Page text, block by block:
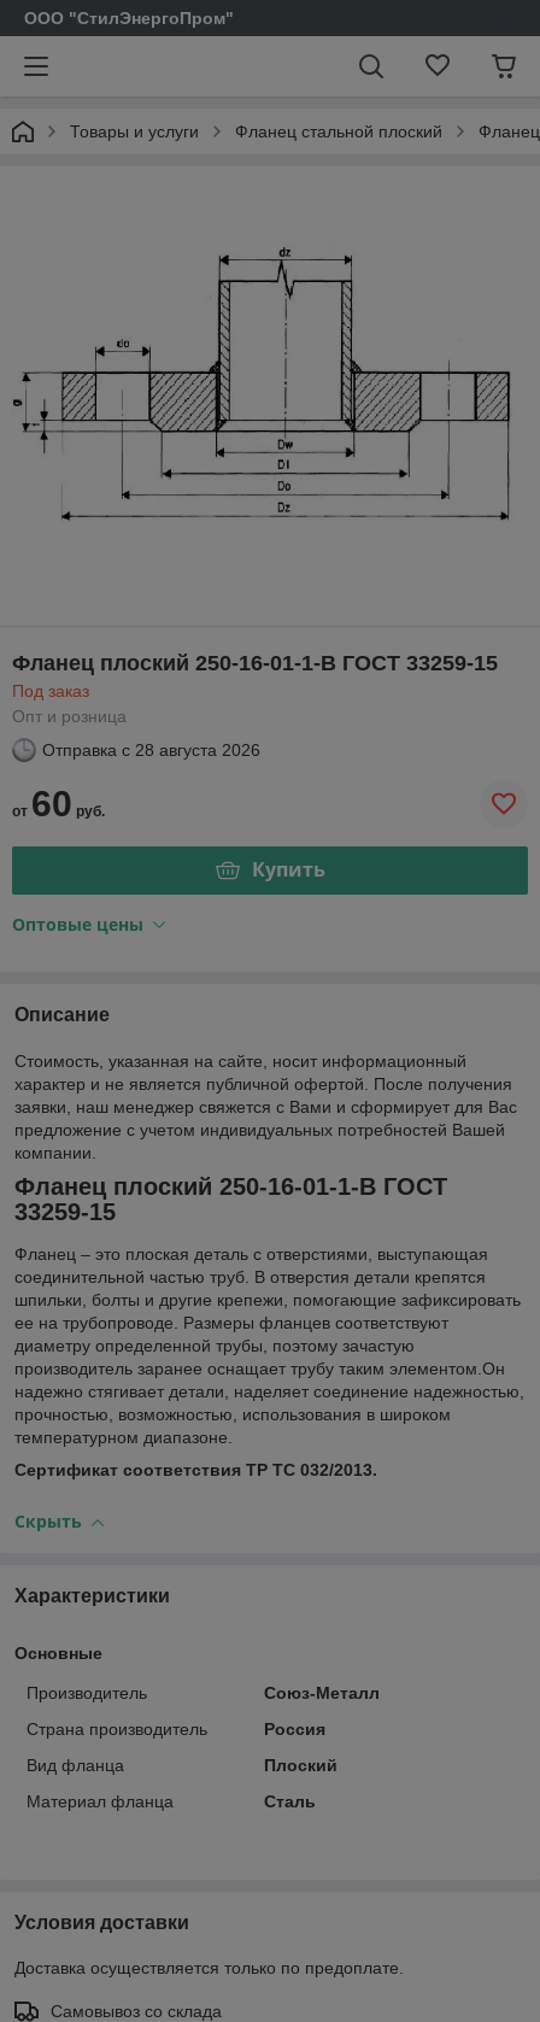
ООО "СтилЭнергоПром"
Товары и услуги Фланец стальной плоский
Фланец плоский 250-16-01-1-В ГОСТ 33259-15
Под заказ
Опт и розница
Отправка с 28 августа 2026
от 60 руб.
Купить
Оптовые цены
Описание
Стоимость, указанная на сайте, носит информационный
характер и не является публичной офертой. После получения
заявки, наш менеджер свяжется с Вами и сформирует для Вас
предложение с учетом индивидуальных потребностей Вашей
компании.
Фланец плоский 250-16-01-1-В ГОСТ
33259-15
Фланец – это плоская деталь с отверстиями, выступающая
соединительной частью труб. В отверстия детали крепятся
шпильки, болты и другие крепежи, помогающие зафиксировать
ее на трубопроводе. Размеры фланцев соответствуют
диаметру определенной трубы, поэтому зачастую
производитель заранее оснащает трубу таким элементом.Он
надежно стягивает детали, наделяет соединение надежностью,
прочностью, возможностью, использования в широком
температурном диапазоне.
Сертификат соответствия ТР ТС 032/2013.
Скрыть
Характеристики
Основные
Производитель
Союз-Металл
Страна производитель
Россия
Вид фланца
Плоский
Материал фланца
Сталь
Условия доставки
Доставка осуществляется только по предоплате.
Самовывоз со склада